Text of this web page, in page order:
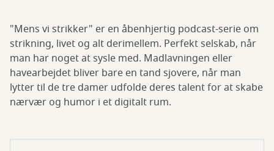
"Mens vi strikker" er en åbenhjertig podcast-serie om
strikning, livet og alt derimellem. Perfekt selskab, når
man har noget at sysle med. Madlavningen eller
havearbejdet bliver bare en tand sjovere, når man
lytter til de tre damer udfolde deres talent for at skabe
nærvær og humor i et digitalt rum.